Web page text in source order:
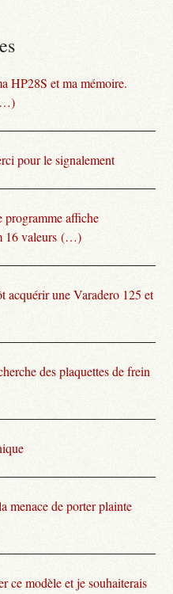
HP28S et ma mémoire.
pour le signalement
affiche
16 valeurs (…)
acquérir une Varadero 125 et
des plaquettes de frein
menace de porter plainte
ce modèle et je souhaiterais